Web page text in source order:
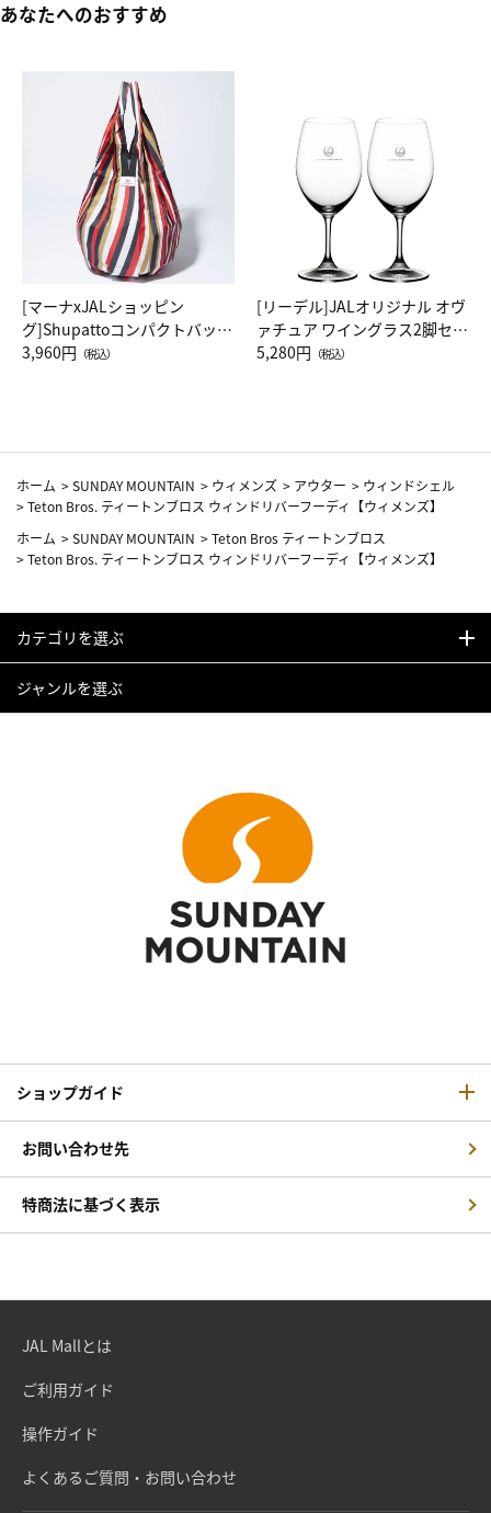
あなたへのおすすめ
[マーナxJALショッピン
グ]Shupattoコンパクトバッグ
Drop JAL客室乗務員（LC）ス
3,960円 （税込）
[リーデル]JALオリジナル オヴ
ァチュア ワイングラス2脚セッ
ト（レッドワイン）
5,280円 （税込）
ホーム >SUNDAY MOUNTAIN > ウィメンズ > アウター > ウィンドシェル
>Teton Bros. ティートンブロス ウィンドリバーフーディ【ウィメンズ】
ホーム >SUNDAY MOUNTAIN >Teton Bros ティートンブロス
>Teton Bros. ティートンブロス ウィンドリバーフーディ【ウィメンズ】
カテゴリを選ぶ
ジャンルを選ぶ
ショップガイド
お問い合わせ先
特商法に基づく表示
JAL Mallとは
ご利用ガイド
操作ガイド
よくあるご質問・お問い合わせ